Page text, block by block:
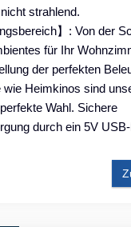
strahlend.
】: Von der
für Ihr
der perfekten
wie Heimkinos sind
Wahl. Sichere
durch ein 5V